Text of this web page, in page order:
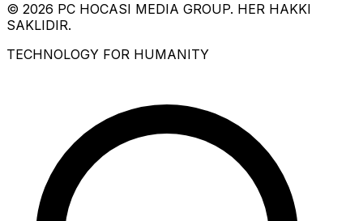
© 2026 PC HOCASI MEDIA GROUP. HER HAKKI
SAKLIDIR.
TECHNOLOGY FOR HUMANITY